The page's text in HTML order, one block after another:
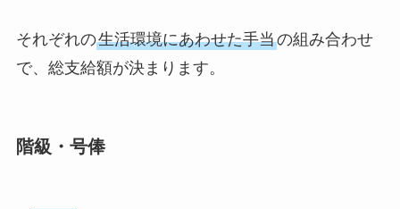
それぞれの生活環境にあわせた手当の組み合わせ
で、総支給額が決まります。
階級・号俸